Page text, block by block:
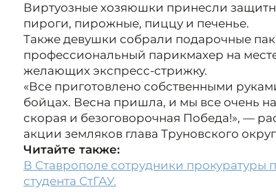
Виртуозные хозяюшки принесли
пироги, пирожные, пиццу и печенье.
Также девушки собрали подарочные
профессиональный парикмахер на
желающих экспресс-стрижку.
«Все приготовлено собственными
бойцах. Весна пришла, и мы все очень
скорая и безоговорочная Победа!», —
акции земляков глава Труновского
Читайте также:
В Ставрополе сотрудники прокуратуры
студента СтГАУ.